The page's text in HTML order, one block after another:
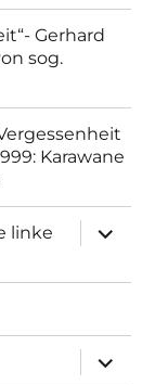
Gerhard
sog.
Karawane
linke
anzeigen
anzeigen